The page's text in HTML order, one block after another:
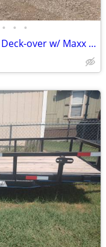
• • •
102X40 (14K) Non-CDL Gooseneck Deck-over w/ Maxx Ramps